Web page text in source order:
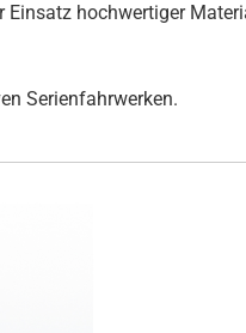
hochwertiger
Serienfahrwerken.